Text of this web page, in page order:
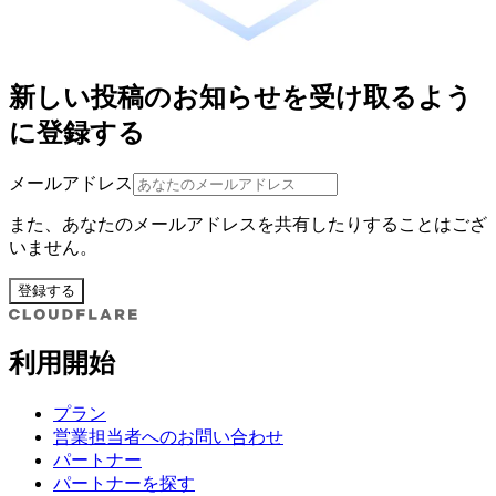
新しい投稿のお知らせを受け取るよう
に登録する
メールアドレス
また、あなたのメールアドレスを共有したりすることはござ
いません。
登録する
利用開始
プラン
営業担当者へのお問い合わせ
パートナー
パートナーを探す